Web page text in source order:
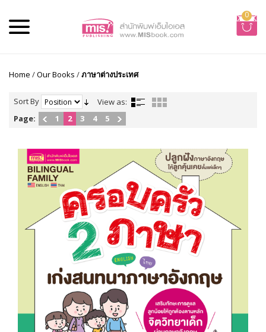
0
Home /Our Books /ภาษาต่างประเทศ
Sort By
View as:
Page:
1 2 3 4 5